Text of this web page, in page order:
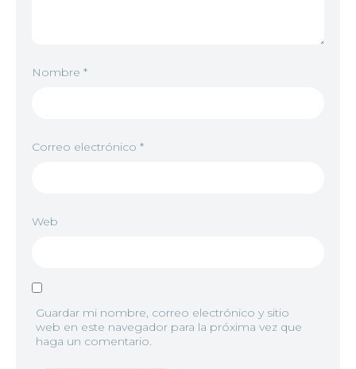
Nombre *
Correo electrónico *
Web
Guardar mi nombre, correo electrónico y sitio
web en este navegador para la próxima vez que
haga un comentario.